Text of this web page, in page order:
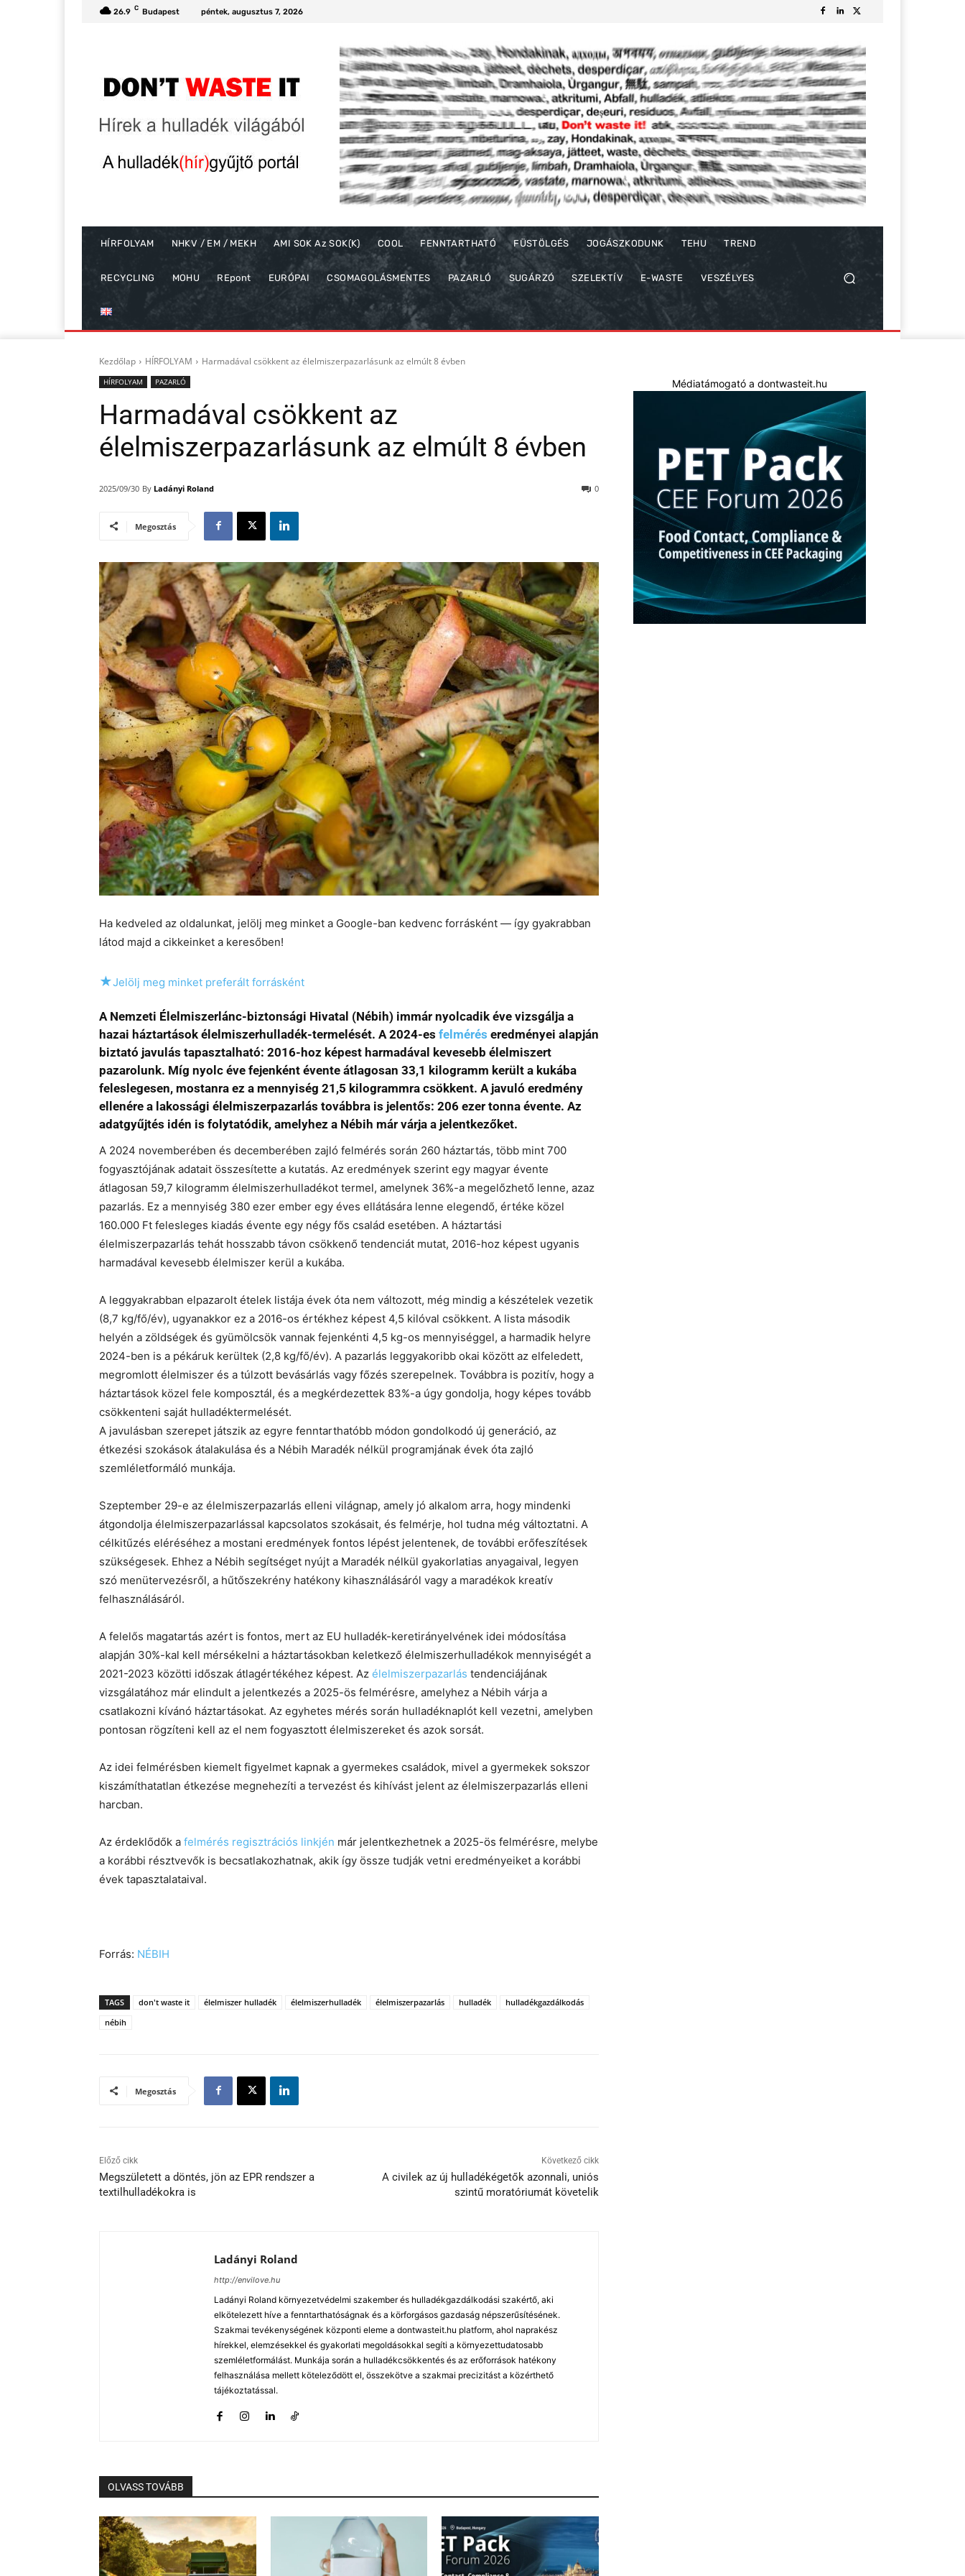
26.9 C Budapest péntek, augusztus 7, 2026
HÍRFOLYAM NHKV / EM / MEKH AMI SOK Az SOK(K) COOL FENNTARTHATÓ FÜSTÖLGÉS JOGÁSZKODUNK TEHU TREND
RECYCLING MOHU REpont EURÓPAI CSOMAGOLÁSMENTES PAZARLÓ SUGÁRZÓ SZELEKTÍV E-WASTE VESZÉLYES
Kezdőlap HÍRFOLYAM Harmadával csökkent az élelmiszerpazarlásunk az elmúlt 8 évben
HÍRFOLYAM PAZARLÓ
Harmadával csökkent az
élelmiszerpazarlásunk az elmúlt 8 évben
2025/09/30 By Ladányi Roland 0
Megosztás
Ha kedveled az oldalunkat, jelölj meg minket a Google-ban kedvenc forrásként — így gyakrabban
látod majd a cikkeinket a keresőben!
★Jelölj meg minket preferált forrásként
A Nemzeti Élelmiszerlánc-biztonsági Hivatal (Nébih) immár nyolcadik éve vizsgálja a
hazai háztartások élelmiszerhulladék-termelését. A 2024-es felmérés eredményei alapján
biztató javulás tapasztalható: 2016-hoz képest harmadával kevesebb élelmiszert
pazarolunk. Míg nyolc éve fejenként évente átlagosan 33,1 kilogramm került a kukába
feleslegesen, mostanra ez a mennyiség 21,5 kilogrammra csökkent. A javuló eredmény
ellenére a lakossági élelmiszerpazarlás továbbra is jelentős: 206 ezer tonna évente. Az
adatgyűjtés idén is folytatódik, amelyhez a Nébih már várja a jelentkezőket.
A 2024 novemberében és decemberében zajló felmérés során 260 háztartás, több mint 700
fogyasztójának adatait összesítette a kutatás. Az eredmények szerint egy magyar évente
átlagosan 59,7 kilogramm élelmiszerhulladékot termel, amelynek 36%-a megelőzhető lenne, azaz
pazarlás. Ez a mennyiség 380 ezer ember egy éves ellátására lenne elegendő, értéke közel
160.000 Ft felesleges kiadás évente egy négy fős család esetében. A háztartási
élelmiszerpazarlás tehát hosszabb távon csökkenő tendenciát mutat, 2016-hoz képest ugyanis
harmadával kevesebb élelmiszer kerül a kukába.
A leggyakrabban elpazarolt ételek listája évek óta nem változott, még mindig a készételek vezetik
(8,7 kg/fő/év), ugyanakkor ez a 2016-os értékhez képest 4,5 kilóval csökkent. A lista második
helyén a zöldségek és gyümölcsök vannak fejenkénti 4,5 kg-os mennyiséggel, a harmadik helyre
2024-ben is a pékáruk kerültek (2,8 kg/fő/év). A pazarlás leggyakoribb okai között az elfeledett,
megromlott élelmiszer és a túlzott bevásárlás vagy főzés szerepelnek. Továbbra is pozitív, hogy a
háztartások közel fele komposztál, és a megkérdezettek 83%-a úgy gondolja, hogy képes tovább
csökkenteni saját hulladéktermelését.
A javulásban szerepet játszik az egyre fenntarthatóbb módon gondolkodó új generáció, az
étkezési szokások átalakulása és a Nébih Maradék nélkül programjának évek óta zajló
szemléletformáló munkája.
Szeptember 29-e az élelmiszerpazarlás elleni világnap, amely jó alkalom arra, hogy mindenki
átgondolja élelmiszerpazarlással kapcsolatos szokásait, és felmérje, hol tudna még változtatni. A
célkitűzés eléréséhez a mostani eredmények fontos lépést jelentenek, de további erőfeszítések
szükségesek. Ehhez a Nébih segítséget nyújt a Maradék nélkül gyakorlatias anyagaival, legyen
szó menütervezésről, a hűtőszekrény hatékony kihasználásáról vagy a maradékok kreatív
felhasználásáról.
A felelős magatartás azért is fontos, mert az EU hulladék-keretirányelvének idei módosítása
alapján 30%-kal kell mérsékelni a háztartásokban keletkező élelmiszerhulladékok mennyiségét a
2021-2023 közötti időszak átlagértékéhez képest. Az élelmiszerpazarlás tendenciájának
vizsgálatához már elindult a jelentkezés a 2025-ös felmérésre, amelyhez a Nébih várja a
csatlakozni kívánó háztartásokat. Az egyhetes mérés során hulladéknaplót kell vezetni, amelyben
pontosan rögzíteni kell az el nem fogyasztott élelmiszereket és azok sorsát.
Az idei felmérésben kiemelt figyelmet kapnak a gyermekes családok, mivel a gyermekek sokszor
kiszámíthatatlan étkezése megnehezíti a tervezést és kihívást jelent az élelmiszerpazarlás elleni
harcban.
Az érdeklődők a felmérés regisztrációs linkjén már jelentkezhetnek a 2025-ös felmérésre, melybe
a korábbi résztvevők is becsatlakozhatnak, akik így össze tudják vetni eredményeiket a korábbi
évek tapasztalataival.
Forrás: NÉBIH
TAGS don't waste it élelmiszer hulladék élelmiszerhulladék élelmiszerpazarlás hulladék
hulladékgazdálkodás
nébih
Megosztás
Előző cikk
Megszületett a döntés, jön az EPR rendszer a
textilhulladékokra is
Következő cikk
A civilek az új hulladékégetők azonnali, uniós
szintű moratóriumát követelik
Ladányi Roland
http://envilove.hu
Ladányi Roland környezetvédelmi szakember és hulladékgazdálkodási szakértő, aki
elkötelezett híve a fenntarthatóságnak és a körforgásos gazdaság népszerűsítésének.
Szakmai tevékenységének központi eleme a dontwasteit.hu platform, ahol naprakész
hírekkel, elemzésekkel és gyakorlati megoldásokkal segíti a környezettudatosabb
szemléletformálást. Munkája során a hulladékcsökkentés és az erőforrások hatékony
felhasználása mellett köteleződött el, összekötve a szakmai precizitást a közérthető
tájékoztatással.
OLVASS TOVÁBB
Médiatámogató a dontwasteit.hu